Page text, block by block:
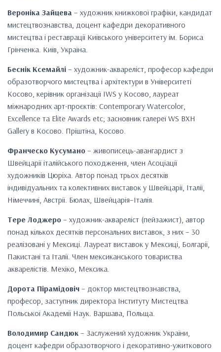
Вероніка Зайцева – художник книжкової графіки, кандидат
мистецтвознавства, доцент кафедри декоративного
мистецтва і реставрації Київського університету ім. Бориса
Грінченка. Київ, Україна.
Беснік Ксемайлі – художник-аквареліст, професор кафедри
образотворчого мистецтва і архітектури в Університеті
Косово, керівник організації IWS у Косово, лауреат
міжнародних арт-проєктів: Contemporary Watercolor,
Excellence та Elite Awards etc; засновник галереї WS BXH
Gallery в Косово. Пріштіна, Косово.
Франческо Кусумано – живописець-авангардист з
Швейцарії італійського походження, член Асоціації
художників Цюріха. Автор понад трьох десятків
індивідуальних та колективних виставок у Швейцарії, Італії,
Німеччині, Австрії. Бюлах, Швейцарія–Італія.
Тере Лоджеро – художник-аквареліст (пейзажист), автор
понад кількох десятків персональних виставок, з них – 30
реалізовані у Мексиці. Лауреат виставок у Мексиці, Болгарії,
Пакистані та Італії. Член мексиканського товариства
акварелістів. Мехіко, Мексика.
Дорота Пірамідовіч – доктор мистецтвознавства,
професор, заступник директора Інституту Мистецтва
Польської Академії Наук. Варшава, Польща.
Володимир Сандюк – Заслужений художник України,
доцент кафедри образотворчого і декоративно-ужиткового